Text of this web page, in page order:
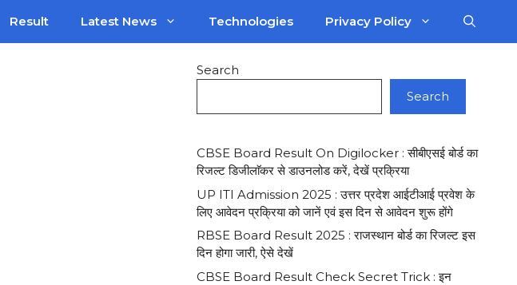
Result Latest News Technologies Privacy Policy
Search
Search
CBSE Board Result On Digilocker : सीबीएसई बोर्ड का
रिजल्ट डिजीलाॅकर से डाउनलोड करें, देखें प्रक्रिया
UP ITI Admission 2025 : उत्तर प्रदेश आईटीआई प्रवेश के
लिए आवेदन प्रक्रिया को जानें एवं इस दिन से आवेदन शुरू होंगे
RBSE Board Result 2025 : राजस्थान बोर्ड का रिजल्ट इस
दिन होगा जारी, ऐसे देखें
CBSE Board Result Check Secret Trick : इन